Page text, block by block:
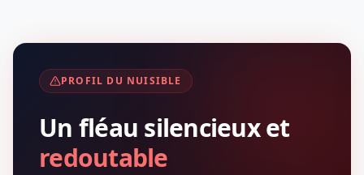
PROFIL DU NUISIBLE
Un fléau silencieux et
redoutable